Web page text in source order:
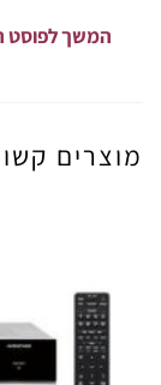
המשך לפוסט
מוצרים